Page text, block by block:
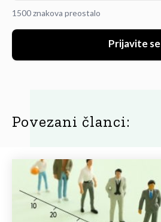
1500 znakova preostalo
Prijavite se
Povezani članci: